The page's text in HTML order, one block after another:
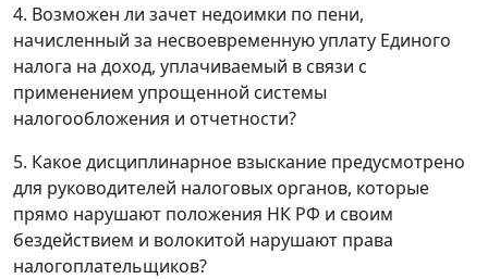
4. Возможен ли зачет недоимки по пени,
начисленный за несвоевременную уплату Единого
налога на доход, уплачиваемый в связи с
применением упрощенной системы
налогообложения и отчетности?
5. Какое дисциплинарное взыскание предусмотрено
для руководителей налоговых органов, которые
прямо нарушают положения НК РФ и своим
бездействием и волокитой нарушают права
налогоплательщиков?